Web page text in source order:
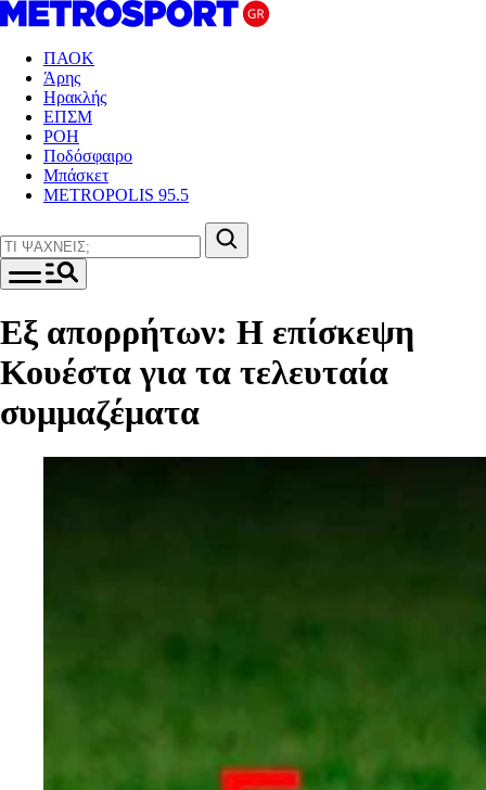
ΠΑΟΚ
Άρης
Ηρακλής
ΕΠΣΜ
ΡΟΗ
Ποδόσφαιρο
Μπάσκετ
METROPOLIS 95.5
Εξ απορρήτων: Η επίσκεψη
Κουέστα για τα τελευταία
συμμαζέματα